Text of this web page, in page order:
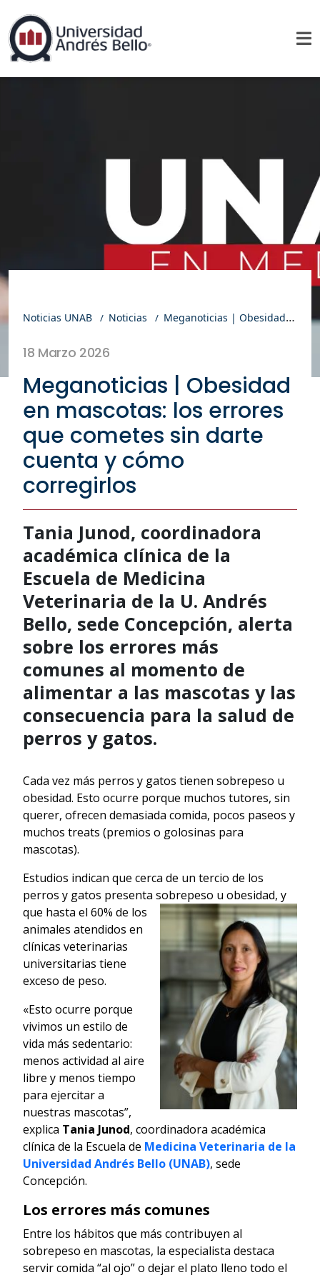
Noticias UNAB Noticias Meganoticias | Obesidad en mascotas: los errores que cometes sin darte cuenta y cómo corregirlos
18 Marzo 2026
Meganoticias | Obesidad
en mascotas: los errores
que cometes sin darte
cuenta y cómo
corregirlos
Tania Junod, coordinadora
académica clínica de la
Escuela de Medicina
Veterinaria de la U. Andrés
Bello, sede Concepción, alerta
sobre los errores más
comunes al momento de
alimentar a las mascotas y las
consecuencia para la salud de
perros y gatos.
Cada vez más perros y gatos tienen sobrepeso u
obesidad. Esto ocurre porque muchos tutores, sin
querer, ofrecen demasiada comida, pocos paseos y
muchos treats (premios o golosinas para
mascotas).
Estudios indican que cerca de un tercio de los
perros y gatos presenta sobrepeso u obesidad, y
que hasta el 60% de los
animales atendidos en
clínicas veterinarias
universitarias tiene
exceso de peso.
«Esto ocurre porque
vivimos un estilo de
vida más sedentario:
menos actividad al aire
libre y menos tiempo
para ejercitar a
nuestras mascotas”,
explica Tania Junod, coordinadora académica
clínica de la Escuela de Medicina Veterinaria de la
Universidad Andrés Bello (UNAB), sede
Concepción.
Los errores más comunes
Entre los hábitos que más contribuyen al
sobrepeso en mascotas, la especialista destaca
servir comida “al ojo” o dejar el plato lleno todo el